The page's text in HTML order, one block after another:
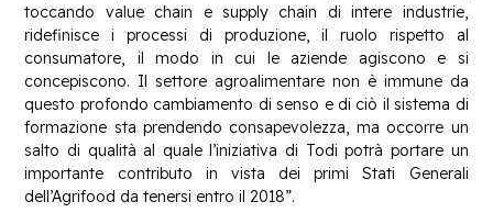
toccando value chain e supply chain di intere industrie,
ridefinisce i processi di produzione, il ruolo rispetto al
consumatore, il modo in cui le aziende agiscono e si
concepiscono. Il settore agroalimentare non è immune da
questo profondo cambiamento di senso e di ciò il sistema di
formazione sta prendendo consapevolezza, ma occorre un
salto di qualità al quale l’iniziativa di Todi potrà portare un
importante contributo in vista dei primi Stati Generali
dell’Agrifood da tenersi entro il 2018”.